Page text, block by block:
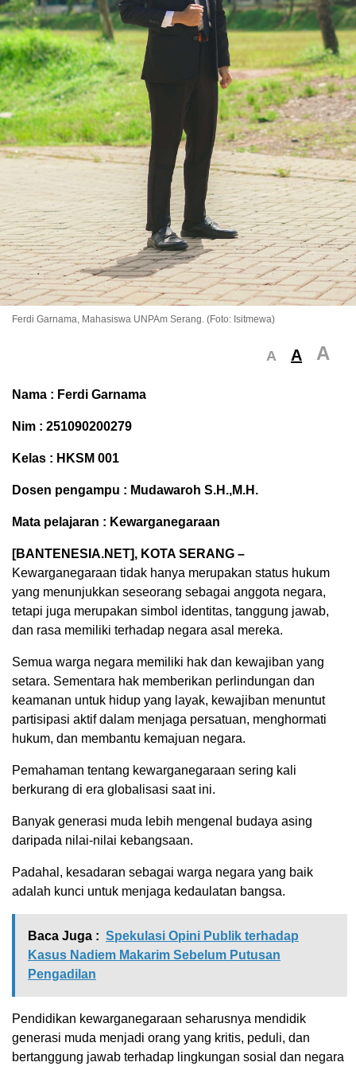
Ferdi Garnama, Mahasiswa UNPAm Serang. (Foto: Isitmewa)
A A A
Nama : Ferdi Garnama
Nim : 251090200279
Kelas : HKSM 001
Dosen pengampu : Mudawaroh S.H.,M.H.
Mata pelajaran : Kewarganegaraan
[BANTENESIA.NET], KOTA SERANG –
Kewarganegaraan tidak hanya merupakan status hukum
yang menunjukkan seseorang sebagai anggota negara,
tetapi juga merupakan simbol identitas, tanggung jawab,
dan rasa memiliki terhadap negara asal mereka.
Semua warga negara memiliki hak dan kewajiban yang
setara. Sementara hak memberikan perlindungan dan
keamanan untuk hidup yang layak, kewajiban menuntut
partisipasi aktif dalam menjaga persatuan, menghormati
hukum, dan membantu kemajuan negara.
Pemahaman tentang kewarganegaraan sering kali
berkurang di era globalisasi saat ini.
Banyak generasi muda lebih mengenal budaya asing
daripada nilai-nilai kebangsaan.
Padahal, kesadaran sebagai warga negara yang baik
adalah kunci untuk menjaga kedaulatan bangsa.
Baca Juga : Spekulasi Opini Publik terhadap
Kasus Nadiem Makarim Sebelum Putusan
Pengadilan
Pendidikan kewarganegaraan seharusnya mendidik
generasi muda menjadi orang yang kritis, peduli, dan
bertanggung jawab terhadap lingkungan sosial dan negara